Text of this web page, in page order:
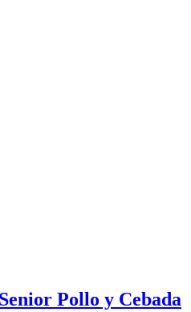
Pollo y Cebada